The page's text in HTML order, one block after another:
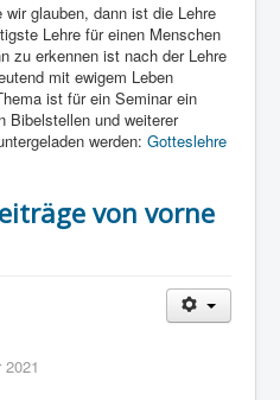
glauben, dann ist die Lehre
Lehre für einen Menschen
zu erkennen ist nach der Lehre
mit ewigem Leben
ist für ein Seminar ein
Bibelstellen und weiterer
werden: Gotteslehre
von vorne